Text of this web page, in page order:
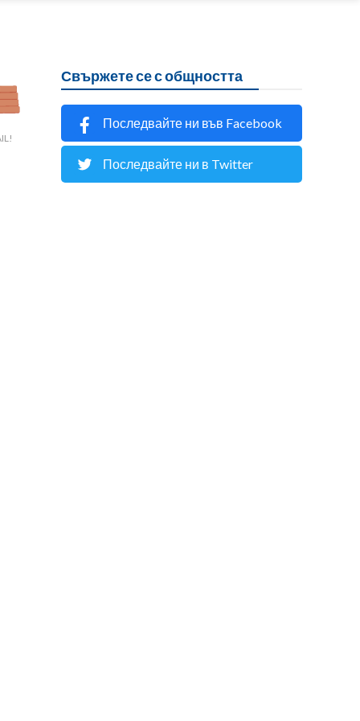
Свържете се с общността
Последвайте ни във Facebook
Последвайте ни в Twitter